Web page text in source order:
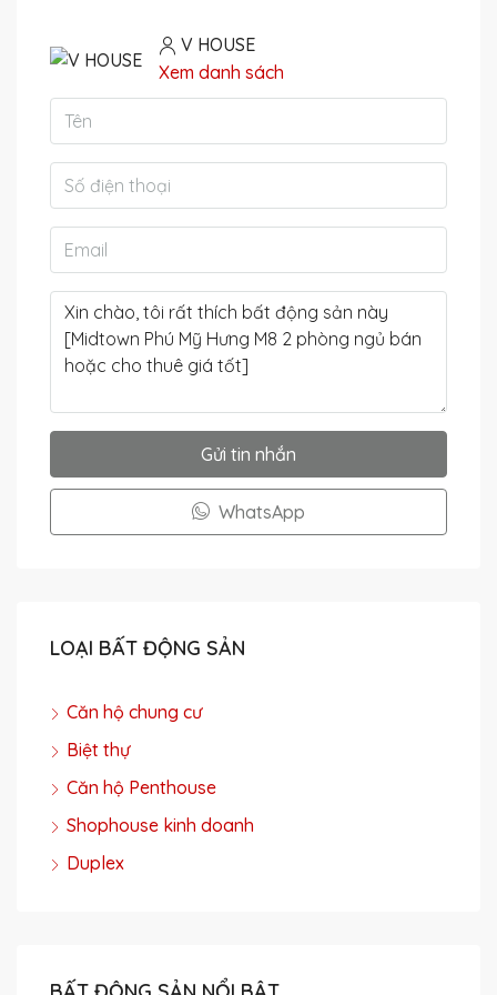
V HOUSE
Xem danh sách
Gửi tin nhắn
WhatsApp
LOẠI BẤT ĐỘNG SẢN
Căn hộ chung cư
Biệt thự
Căn hộ Penthouse
Shophouse kinh doanh
Duplex